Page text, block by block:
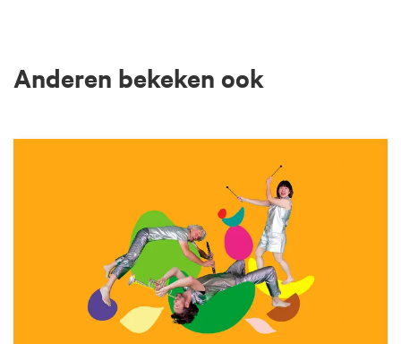
Anderen bekeken ook